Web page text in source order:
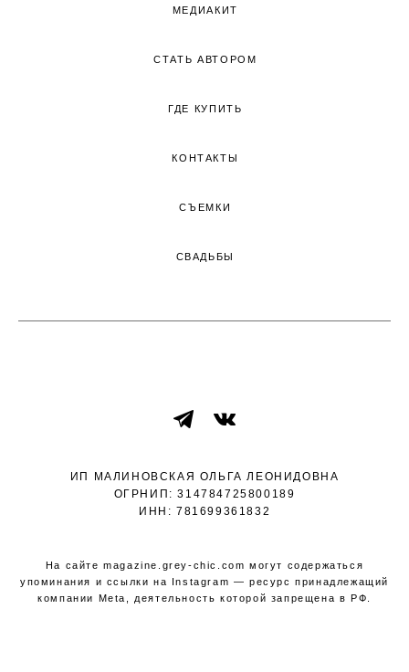
МЕДИАКИТ
СТАТЬ АВТОРОМ
ГДЕ КУПИТЬ
КОНТАКТЫ
СЪЕМКИ
СВАДЬБЫ
ИП МАЛИНОВСКАЯ ОЛЬГА ЛЕОНИДОВНА
ОГРНИП: 314784725800189
ИНН: 781699361832
На сайтеmagazine.grey-chic.com могут содержаться
упоминания и ссылки на Instagram — ресурс принадлежащий
компании Meta, деятельность которой запрещена в РФ.